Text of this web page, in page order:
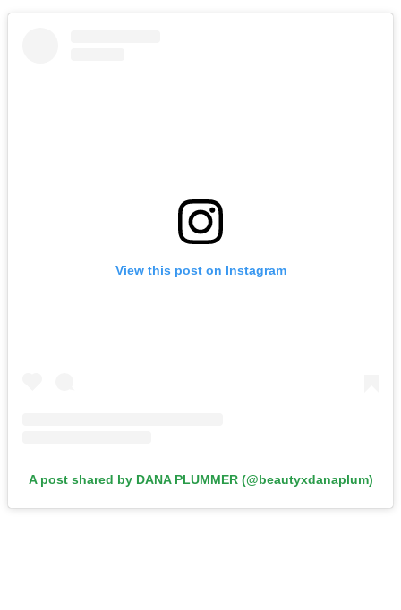
View this post on Instagram
A post shared by DANA PLUMMER (@beautyxdanaplum)